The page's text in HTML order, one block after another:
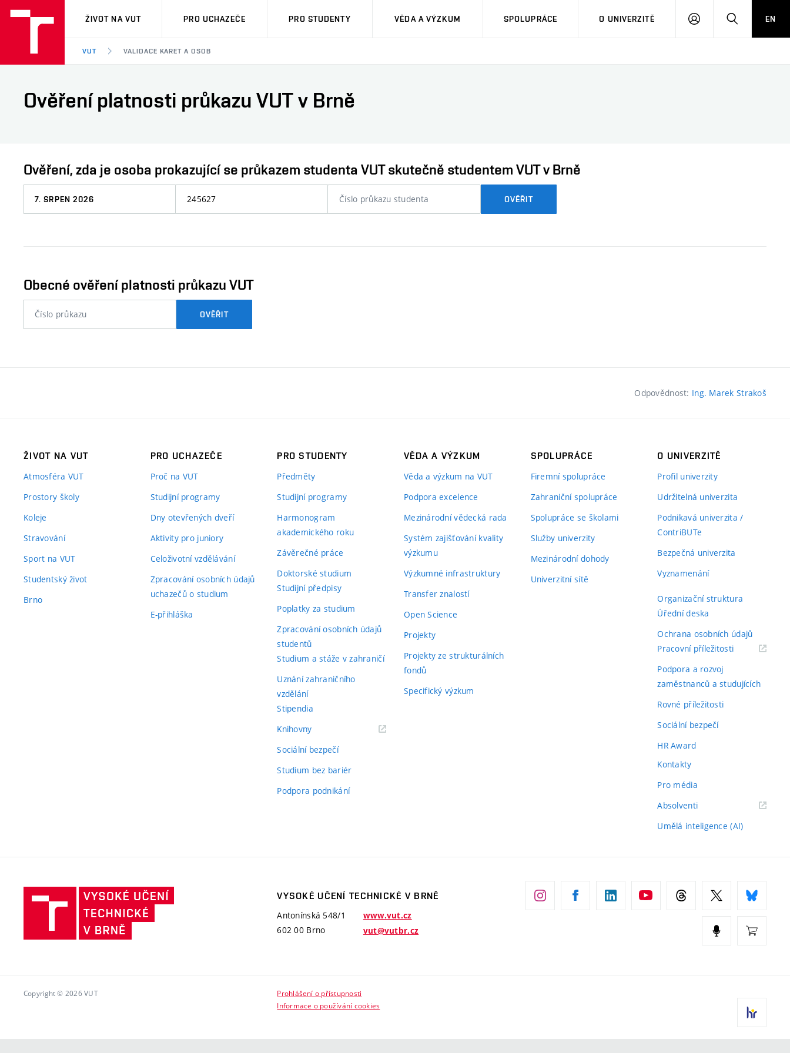
VUT
ŽIVOT NA VUT PRO UCHAZEČE PRO STUDENTY VĚDA A VÝZKUM SPOLUPRÁCE O UNIVERZITĚ
PŘIHLÁSIT HLEDATEN
VUT VALIDACE KARET A OSOB
Ověření platnosti průkazu VUT v Brně
Ověření, zda je osoba prokazující se průkazem studenta VUT skutečně studentem VUT v Brně
číslo
číslo
OVĚŘIT
Obecné ověření platnosti průkazu VUT
číslo
OVĚŘIT
Odpovědnost: Ing. Marek Strakoš
ŽIVOT NA VUT
Atmosféra VUT
Prostory školy
Koleje
Stravování
Sport na VUT
Studentský život
Brno
PRO UCHAZEČE
Proč na VUT
Studijní programy
Dny otevřených dveří
Aktivity pro juniory
Celoživotní vzdělávání
Zpracování osobních údajů
uchazečů o studium
E-přihláška
PRO STUDENTY
Předměty
Studijní programy
Harmonogram
akademického roku
Závěrečné práce
Doktorské studium
Studijní předpisy
Poplatky za studium
Zpracování osobních údajů
studentů
Studium a stáže v zahraničí
Uznání zahraničního
vzdělání
Stipendia
Knihovny(externí
Sociální bezpečí
Studium bez bariér
Podpora podnikání
VĚDA A VÝZKUM
Věda a výzkum na VUT
Podpora excelence
Mezinárodní vědecká rada
Systém zajišťování kvality
výzkumu
Výzkumné infrastruktury
Transfer znalostí
Open Science
Projekty
Projekty ze strukturálních
fondů
Specifický výzkum
SPOLUPRÁCE
Firemní spolupráce
Zahraniční spolupráce
Spolupráce se školami
Služby univerzity
Mezinárodní dohody
Univerzitní sítě
O UNIVERZITĚ
Profil univerzity
Udržitelná univerzita
Podnikavá univerzita /
ContriBUTe
Bezpečná univerzita
Vyznamenání
Organizační struktura
Úřední deska
Ochrana osobních údajů
Pracovní příležitosti(externí
Podpora a rozvoj
zaměstnanců a studujících
Rovné příležitosti
Sociální bezpečí
HR Award
Kontakty
Pro média
Absolventi(externí
Umělá inteligence (AI)
učení
VYSOKÉ UČENÍ TECHNICKÉ V BRNĚ
Antonínská 548/1
602 00 Brno
www.vut.cz
vut@vutbr.cz
Copyright © 2026 VUT
Prohlášení o přístupnosti
Informace o používání cookies